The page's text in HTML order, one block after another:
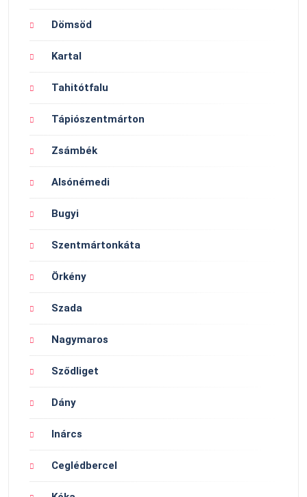
Dömsöd
Kartal
Tahitótfalu
Tápiószentmárton
Zsámbék
Alsónémedi
Bugyi
Szentmártonkáta
Örkény
Szada
Nagymaros
Sződliget
Dány
Inárcs
Ceglédbercel